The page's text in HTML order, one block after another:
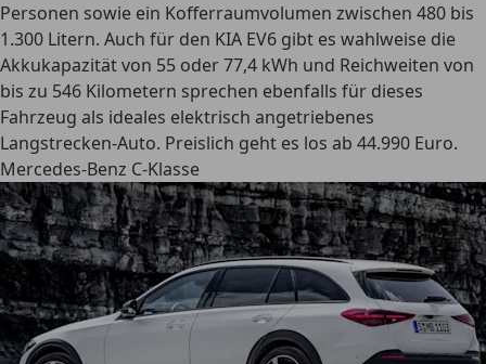
Personen sowie ein Kofferraumvolumen zwischen 480 bis
1.300 Litern. Auch für den KIA EV6 gibt es wahlweise die
Akkukapazität von 55 oder 77,4 kWh und Reichweiten von
bis zu 546 Kilometern sprechen ebenfalls für dieses
Fahrzeug als ideales elektrisch angetriebenes
Langstrecken-Auto. Preislich geht es los ab 44.990 Euro.
Mercedes-Benz C-Klasse